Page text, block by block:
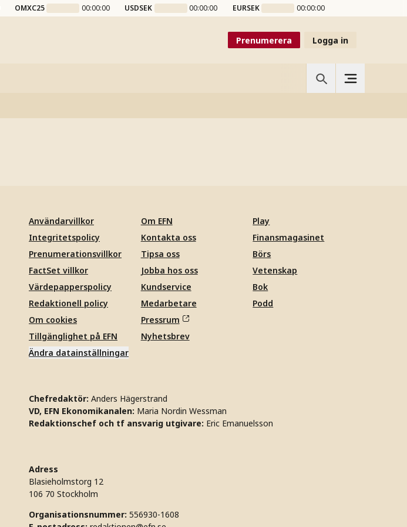
OMXC25 00:00:00 USDSEK 00:00:00 EURSEK 00:00:00
Prenumerera Logga in
Användarvillkor
Integritetspolicy
Prenumerationsvillkor
FactSet villkor
Värdepapperspolicy
Redaktionell policy
Om cookies
Tillgänglighet på EFN
Ändra datainställningar
Om EFN
Kontakta oss
Tipsa oss
Jobba hos oss
Kundservice
Medarbetare
Pressrum
Nyhetsbrev
Play
Finansmagasinet
Börs
Vetenskap
Bok
Podd
Chefredaktör: Anders Hägerstrand
VD, EFN Ekonomikanalen: Maria Nordin Wessman
Redaktionschef och tf ansvarig utgivare: Eric Emanuelsson
Adress
Blasieholmstorg 12
106 70 Stockholm
Organisationsnummer: 556930-1608